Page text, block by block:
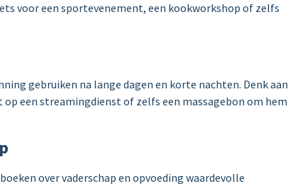
voor een sportevenement, een kookworkshop of zelfs
gebruiken na lange dagen en korte nachten. Denk aan
op een streamingdienst of zelfs een massagebon om hem
over vaderschap en opvoeding waardevolle